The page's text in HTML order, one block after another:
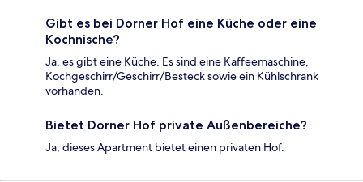
Gibt es bei Dorner Hof eine Küche oder eine
Kochnische?
Ja, es gibt eine Küche. Es sind eine Kaffeemaschine,
Kochgeschirr/Geschirr/Besteck sowie ein Kühlschrank
vorhanden.
Bietet Dorner Hof private Außenbereiche?
Ja, dieses Apartment bietet einen privaten Hof.